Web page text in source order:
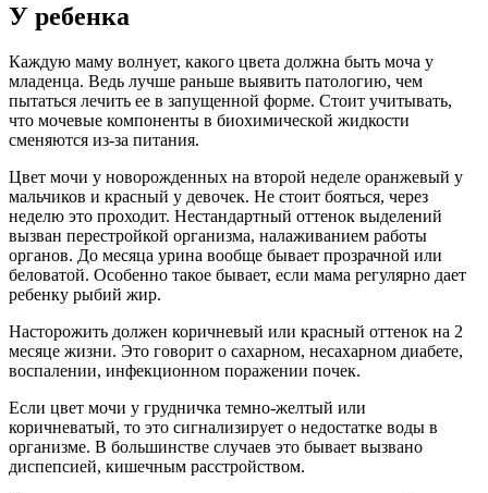
У ребенка
Каждую маму волнует, какого цвета должна быть моча у
младенца. Ведь лучше раньше выявить патологию, чем
пытаться лечить ее в запущенной форме. Стоит учитывать,
что мочевые компоненты в биохимической жидкости
сменяются из-за питания.
Цвет мочи у новорожденных на второй неделе оранжевый у
мальчиков и красный у девочек. Не стоит бояться, через
неделю это проходит. Нестандартный оттенок выделений
вызван перестройкой организма, налаживанием работы
органов. До месяца урина вообще бывает прозрачной или
беловатой. Особенно такое бывает, если мама регулярно дает
ребенку рыбий жир.
Насторожить должен коричневый или красный оттенок на 2
месяце жизни. Это говорит о сахарном, несахарном диабете,
воспалении, инфекционном поражении почек.
Если цвет мочи у грудничка темно-желтый или
коричневатый, то это сигнализирует о недостатке воды в
организме. В большинстве случаев это бывает вызвано
диспепсией, кишечным расстройством.